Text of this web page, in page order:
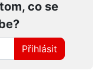
co se
Přihlásit